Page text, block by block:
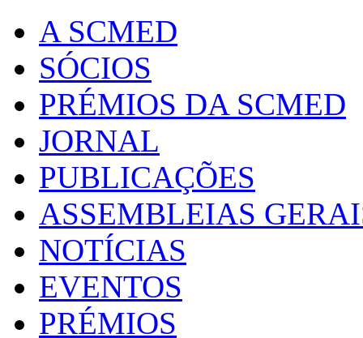
A SCMED
SÓCIOS
PRÉMIOS DA SCMED
JORNAL
PUBLICAÇÕES
ASSEMBLEIAS
NOTÍCIAS
EVENTOS
PRÉMIOS